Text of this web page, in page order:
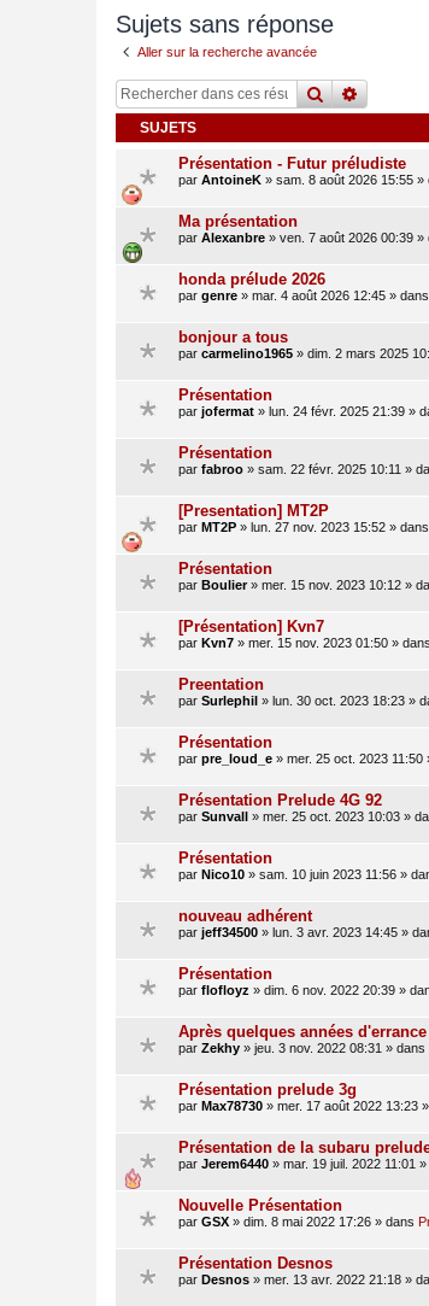
Sujets sans réponse
Aller sur la recherche avancée
rechercher
SUJETS
Présentation - Futur préludiste
par AntoineK » sam. 8 août 2026 15:55 »
Ma présentation
par Alexanbre » ven. 7 août 2026 00:39 »
honda prélude 2026
par genre » mar. 4 août 2026 12:45 » dans
bonjour a tous
par carmelino1965 » dim. 2 mars 2025
Présentation
par jofermat » lun. 24 févr. 2025 21:39 »
Présentation
par fabroo » sam. 22 févr. 2025 10:11 »
[Presentation] MT2P
par MT2P » lun. 27 nov. 2023 15:52 » dans
Présentation
par Boulier» mer. 15 nov. 2023 10:12 »
[Présentation] Kvn7
par Kvn7 » mer. 15 nov. 2023 01:50 » dans
Preentation
par Surlephil » lun. 30 oct. 2023 18:23 »
Présentation
par pre_loud_e » mer. 25 oct. 2023 11:50
Présentation Prelude 4G 92
par Sunvall » mer. 25 oct. 2023 10:03 »
Présentation
par Nico10 » sam. 10 juin 2023 11:56 »
nouveau adhérent
par jeff34500 » lun. 3 avr. 2023 14:45 »
Présentation
par flofloyz » dim. 6 nov. 2022 20:39 »
Après quelques années d'errance
par Zekhy » jeu. 3 nov. 2022 08:31 » dans
Présentation prelude 3g
par Max78730 » mer. 17 août 2022 13:23
Présentation de la subaru
par Jerem6440 » mar. 19 juil. 2022 11:01 »
Nouvelle Présentation
par GSX » dim. 8 mai 2022 17:26 » dans
Présentation Desnos
par Desnos » mer. 13 avr. 2022 21:18 »